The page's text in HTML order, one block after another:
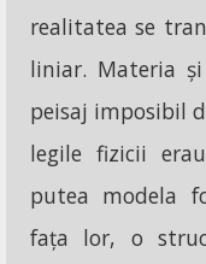
realitatea se
liniar. Materia
peisaj imposibil
legile fizicii
putea modela
fața lor, o